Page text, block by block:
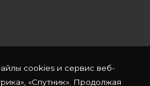
cookies и сервис веб-
«Спутник». Продолжая